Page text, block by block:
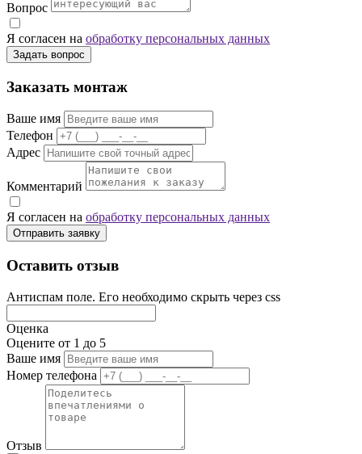
Вопрос
Я согласен на обработку персональных данных
Задать вопрос
Заказать монтаж
Ваше имя
Телефон
Адрес
Комментарий
Я согласен на обработку персональных данных
Отправить заявку
Оставить отзыв
Антиспам поле. Его необходимо скрыть через css
Оценка
Оцените от 1 до 5
Ваше имя
Номер телефона
Отзыв